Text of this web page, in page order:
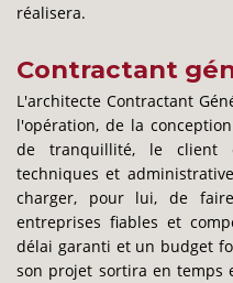
réalisera.
Contractant
L'architecte Contractant
l'opération, de la
de tranquillité, le client
techniques et
charger, pour lui, de
entreprises fiables et
délai garanti et un budget
son projet sortira en temps